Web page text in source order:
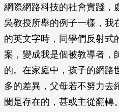
網際網路科技的社會實踐，
吳教授所舉的例子一樣，我
的英文字時，同學們反射式
案，變成我是個被教導者，
的。在家庭中，孩子的網路
多的差異，父母若不努力去
閡是存在的，甚或主從翻轉